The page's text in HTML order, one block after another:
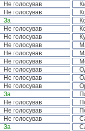
Не голосував
Не голосував
За
Не голосував
Не голосував
Не голосував
Не голосував
Не голосував
Не голосував
Не голосував
Не голосував
За
Не голосував
Не голосував
Не голосував
За